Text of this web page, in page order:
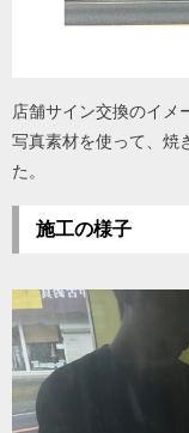
店舗サイン交換のイメ
写真素材を使って、焼
た。
施工の様子